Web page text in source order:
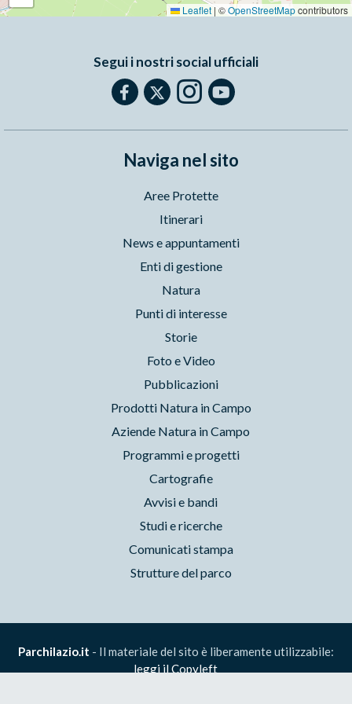
Leaflet | ©OpenStreetMapcontributors
Segui i nostri social ufficiali
Naviga nel sito
Aree Protette
Itinerari
News e appuntamenti
Enti di gestione
Natura
Punti di interesse
Storie
Foto e Video
Pubblicazioni
Prodotti Natura in Campo
Aziende Natura in Campo
Programmi e progetti
Cartografie
Avvisi e bandi
Studi e ricerche
Comunicati stampa
Strutture del parco
Parchilazio.it - Il materiale del sito è liberamente utilizzabile:
leggi il Copyleft